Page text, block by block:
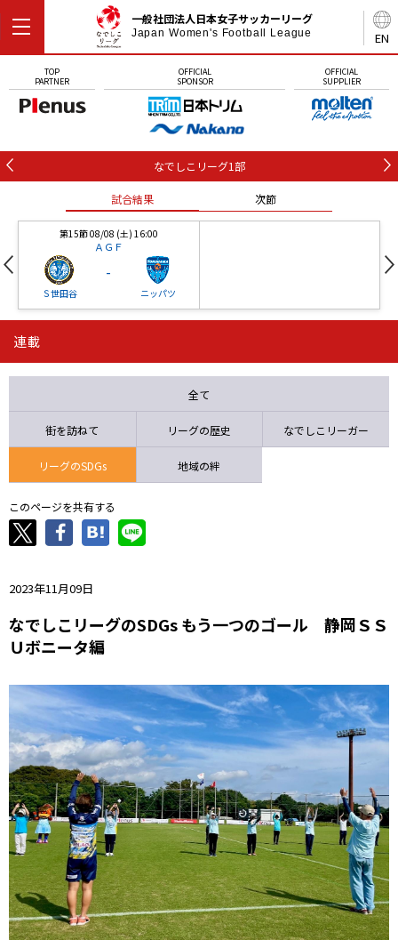
EN
一般社団法人日本女子サッカーリーグ
Japan Women's Football League
TOP
PARTNER
OFFICIAL
SPONSOR
OFFICIAL
SUPPLIER
なでしこリーグ1部
試合結果 次節
第15節 08/08 (土) 16:00
ＡＧＦ
Ｓ世田谷
-
ニッパツ
ニッパツ 石人の星
連載
全て
街を訪ねて リーグの歴史 なでしこリーガー
リーグのSDGs 地域の絆
このページを共有する
2023年11月09日
なでしこリーグのSDGs もう一つのゴール 静岡ＳＳ
Ｕボニータ編